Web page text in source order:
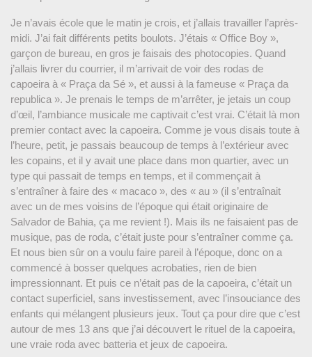
Je n’avais école que le matin je crois, et j’allais travailler l’après-
midi. J’ai fait différents petits boulots. J’étais « Office Boy »,
garçon de bureau, en gros je faisais des photocopies. Quand
j’allais livrer du courrier, il m’arrivait de voir des rodas de
capoeira à « Praça da Sé », et aussi à la fameuse « Praça da
republica ». Je prenais le temps de m’arrêter, je jetais un coup
d’œil, l’ambiance musicale me captivait c’est vrai. C’était là mon
premier contact avec la capoeira. Comme je vous disais toute à
l’heure, petit, je passais beaucoup de temps à l’extérieur avec
les copains, et il y avait une place dans mon quartier, avec un
type qui passait de temps en temps, et il commençait à
s’entraîner à faire des « macaco », des « au » (il s’entraînait
avec un de mes voisins de l’époque qui était originaire de
Salvador de Bahia, ça me revient !). Mais ils ne faisaient pas de
musique, pas de roda, c’était juste pour s’entraîner comme ça.
Et nous bien sûr on a voulu faire pareil à l’époque, donc on a
commencé à bosser quelques acrobaties, rien de bien
impressionnant. Et puis ce n’était pas de la capoeira, c’était un
contact superficiel, sans investissement, avec l’insouciance des
enfants qui mélangent plusieurs jeux. Tout ça pour dire que c’est
autour de mes 13 ans que j’ai découvert le rituel de la capoeira,
une vraie roda avec batteria et jeux de capoeira.